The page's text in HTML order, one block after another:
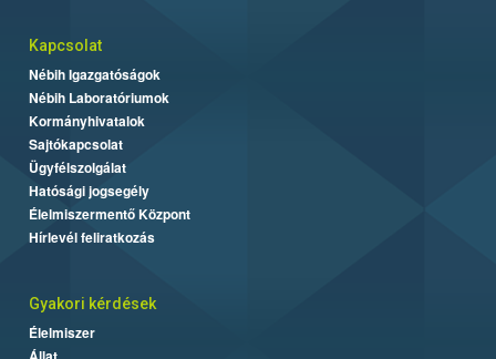
Kapcsolat
Nébih Igazgatóságok
Nébih Laboratóriumok
Kormányhivatalok
Sajtókapcsolat
Ügyfélszolgálat
Hatósági jogsegély
Élelmiszermentő Központ
Hírlevél feliratkozás
Gyakori kérdések
Élelmiszer